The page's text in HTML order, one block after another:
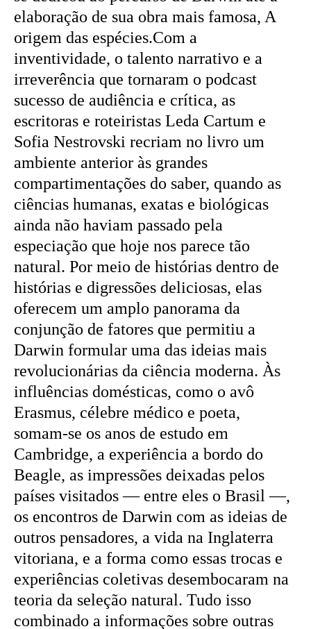
elaboração de sua obra mais famosa, A
origem das espécies.Com a
inventividade, o talento narrativo e a
irreverência que tornaram o podcast
sucesso de audiência e crítica, as
escritoras e roteiristas Leda Cartum e
Sofia Nestrovski recriam no livro um
ambiente anterior às grandes
compartimentações do saber, quando as
ciências humanas, exatas e biológicas
ainda não haviam passado pela
especiação que hoje nos parece tão
natural. Por meio de histórias dentro de
histórias e digressões deliciosas, elas
oferecem um amplo panorama da
conjunção de fatores que permitiu a
Darwin formular uma das ideias mais
revolucionárias da ciência moderna. Às
influências domésticas, como o avô
Erasmus, célebre médico e poeta,
somam-se os anos de estudo em
Cambridge, a experiência a bordo do
Beagle, as impressões deixadas pelos
países visitados — entre eles o Brasil —,
os encontros de Darwin com as ideias de
outros pensadores, a vida na Inglaterra
vitoriana, e a forma como essas trocas e
experiências coletivas desembocaram na
teoria da seleção natural. Tudo isso
combinado a informações sobre outras